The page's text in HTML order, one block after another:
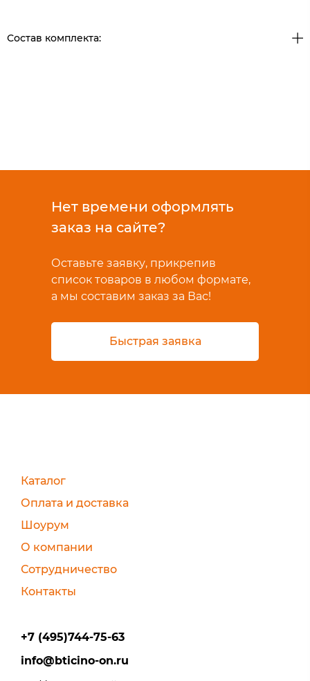
Состав комплекта:
Нет времени оформлять
заказ на сайте?
Оставьте заявку, прикрепив
список товаров в любом формате,
а мы составим заказ за Вас!
Быстрая заявка
Каталог
Оплата и доставка
Шоурум
О компании
Сотрудничество
Контакты
+7 (495)744-75-63
info@bticino-on.ru